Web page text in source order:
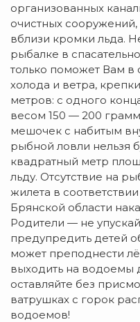
организованных
очистных
вблизи кромки льда.
рыбалке в
только поможет Вам в
холода и ветра,
метров: с одного
весом 150 — 200
мешочек с набитым
рыбной ловли нельзя
квадратный метр
льду. Отсутствие на
жилета в
Брянской области
Родители — не
предупредить детей
может преподнести
выходить на водоемы
оставляйте без
ватрушках с горок
водоемов!